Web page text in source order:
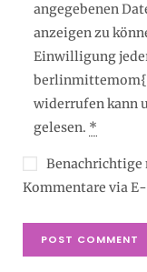
angegebenen
anzeigen zu
Einwilligung
widerrufen kann
gelesen. *
Benachrichtige
Kommentare via